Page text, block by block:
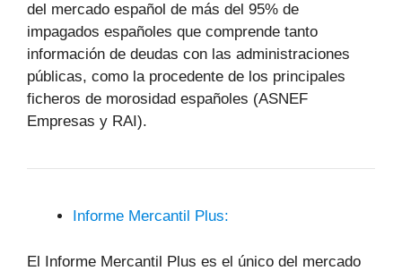
del mercado español de más del 95% de
impagados españoles que comprende tanto
información de deudas con las administraciones
públicas, como la procedente de los principales
ficheros de morosidad españoles (ASNEF
Empresas y RAI).
Informe Mercantil Plus:
El Informe Mercantil Plus es el único del mercado